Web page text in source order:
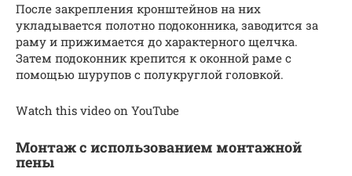
После закрепления кронштейнов на них
укладывается полотно подоконника, заводится за
раму и прижимается до характерного щелчка.
Затем подоконник крепится к оконной раме с
помощью шурупов с полукруглой головкой.
Watch this video on YouTube
Монтаж с использованием монтажной
пены